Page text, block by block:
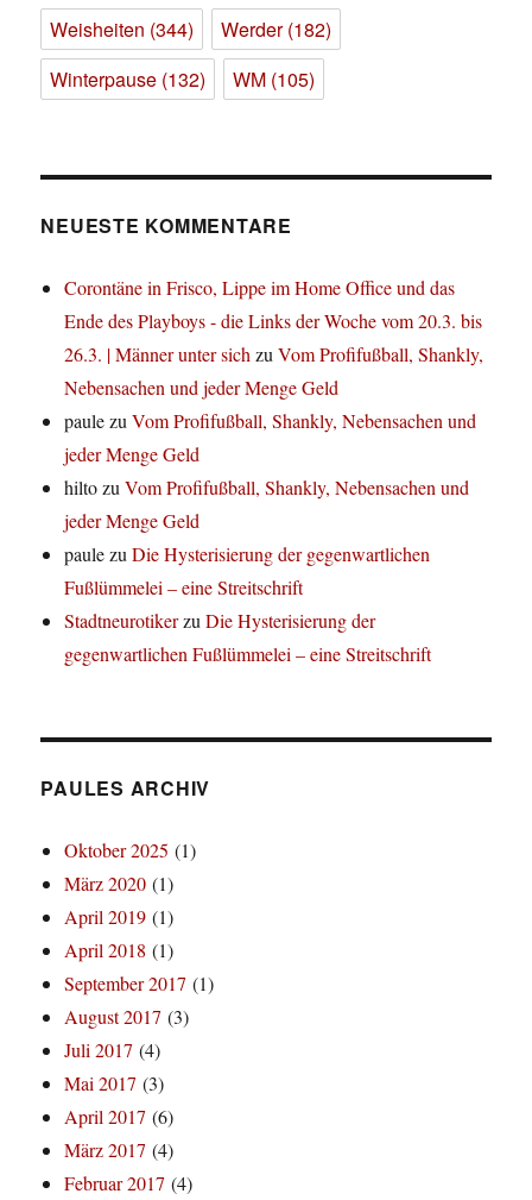
Weisheiten (344) Werder(182)
Winterpause (132) WM (105)
NEUESTE KOMMENTARE
Corontäne in Frisco, Lippe im Home Office und das
Ende des Playboys - die Links der Woche vom 20.3. bis
26.3. | Männer unter sichzuVom Profifußball, Shankly,
Nebensachen und jeder Menge Geld
paulezuVom Profifußball, Shankly, Nebensachen und
jeder Menge Geld
hiltozuVom Profifußball, Shankly, Nebensachen und
jeder Menge Geld
paulezuDie Hysterisierung der gegenwartlichen
Fußlümmelei – eine Streitschrift
StadtneurotikerzuDie Hysterisierung der
gegenwartlichen Fußlümmelei – eine Streitschrift
PAULES ARCHIV
Oktober 2025 (1)
März 2020 (1)
April 2019 (1)
April 2018 (1)
September 2017 (1)
August 2017 (3)
Juli 2017 (4)
Mai 2017 (3)
April 2017 (6)
März 2017 (4)
Februar 2017 (4)